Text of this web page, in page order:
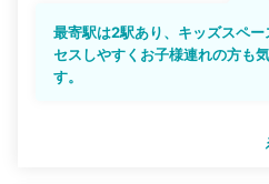
最寄駅は2駅あり、キッズスペ
セスしやすくお子様連れの方も
す。